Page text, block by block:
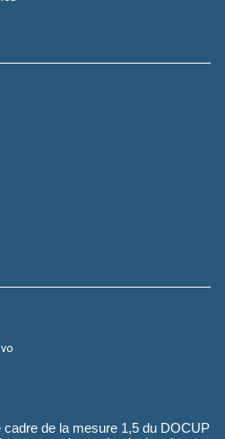
cadre de la mesure 1,5 du DOCUP